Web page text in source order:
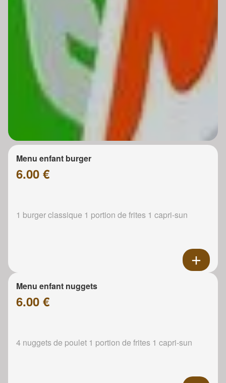
Menu enfant burger
6.00 €
1 burger classique 1 portion de frites 1 capri-sun
Menu enfant nuggets
6.00 €
4 nuggets de poulet 1 portion de frites 1 capri-sun